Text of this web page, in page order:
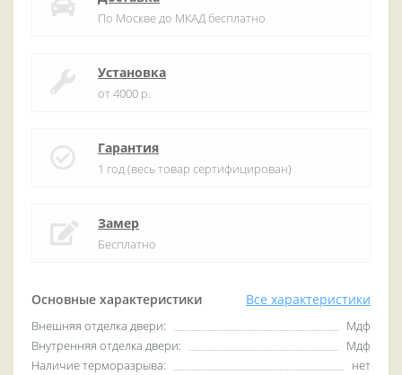
Основные характеристики Все характеристики
Внешняя отделка двери:
Мдф
Внутренняя отделка двери:
Мдф
Наличие терморазрыва:
нет
По Москве до МКАД бесплатно
Установка
от 4000 р.
Гарантия
1 год (весь товар сертифицирован)
Замер
Бесплатно